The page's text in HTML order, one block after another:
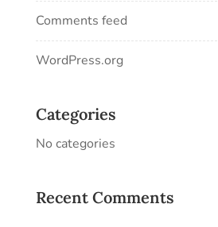
Comments feed
WordPress.org
Categories
No categories
Recent Comments